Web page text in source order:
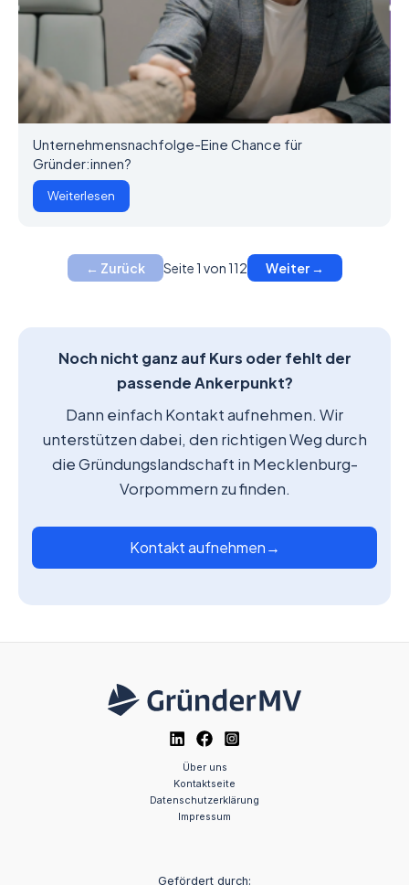
Unternehmensnachfolge-Eine Chance für
Gründer:innen?
Weiterlesen
← Zurück Seite 1 von 112 Weiter →
Noch nicht ganz auf Kurs oder fehlt der
passende Ankerpunkt?
Dann einfach Kontakt aufnehmen. Wir
unterstützen dabei, den richtigen Weg durch
die Gründungslandschaft in Mecklenburg-
Vorpommern zu finden.
Kontakt aufnehmen→
Über uns
Kontaktseite
Datenschutzerklärung
Impressum
Gefördert durch: